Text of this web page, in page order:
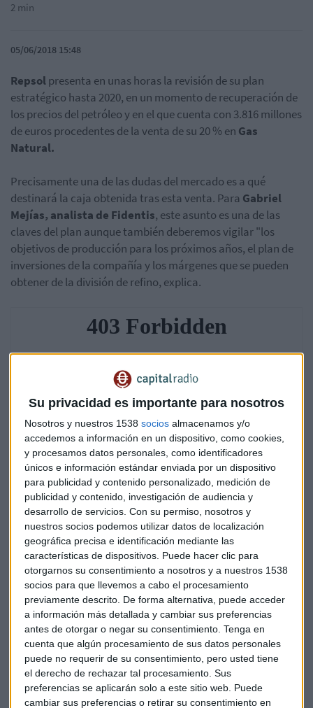
Su privacidad es importante para nosotros
Nosotros y nuestros 1538 socios almacenamos y/o
accedemos a información en un dispositivo, como cookies,
y procesamos datos personales, como identificadores
únicos e información estándar enviada por un dispositivo
para publicidad y contenido personalizado, medición de
publicidad y contenido, investigación de audiencia y
desarrollo de servicios. Con su permiso, nosotros y
nuestros socios podemos utilizar datos de localización
geográfica precisa e identificación mediante las
características de dispositivos. Puede hacer clic para
otorgarnos su consentimiento a nosotros y a nuestros 1538
socios para que llevemos a cabo el procesamiento
previamente descrito. De forma alternativa, puede acceder
a información más detallada y cambiar sus preferencias
antes de otorgar o negar su consentimiento. Tenga en
cuenta que algún procesamiento de sus datos personales
puede no requerir de su consentimiento, pero usted tiene
el derecho de rechazar tal procesamiento. Sus
preferencias se aplicarán solo a este sitio web. Puede
cambiar sus preferencias o retirar su consentimiento en
2 min
05/06/2018 15:48
Repsolpresenta en unas horas la revisión de su plan
estratégico hasta 2020, en un momento de recuperación de
los precios del petróleo y en el que cuenta con 3.816 millones
de euros procedentes de la venta de su 20 % en Gas
Natural.
Precisamente una de las dudas del mercado es a qué
destinará la caja obtenida tras esta venta. Para Gabriel
Mejías, analista de Fidentis, este asunto es una de las
claves del plan aunque también deberemos vigilar "los
objetivos de producción para los próximos años, el plan de
inversiones de la compañía y los márgenes que se pueden
obtener de la división de refino, explica.
Por otro lado, en elplan estratégicotambién se desvelará
si la petrolera recupera el dividendo de un euro por acción.
La petroleraha elevado sudividendocon cargo a ese
ejercicio, la primera vez que lo hace en cuatro años, con un
crecimiento del 12,5%, hasta los 90 céntimos de euros por
acción.
Una de las patas del nuevo plan es latecnología, tan